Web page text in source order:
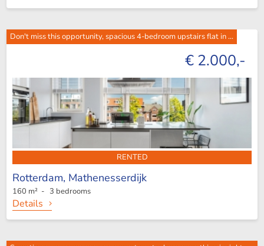
Don't miss this opportunity, spacious 4-bedroom upstairs flat in ...
€ 2.000,-
RENTED
Rotterdam, Mathenesserdijk
160 m² - 3 bedrooms
Details